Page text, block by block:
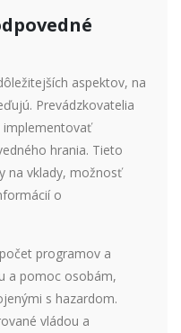
aspektov, na
Prevádzkovatelia
implementovať
hrania. Tieto
na vklady, možnosť
o
programov a
a pomoc osobám,
s hazardom.
vládou a